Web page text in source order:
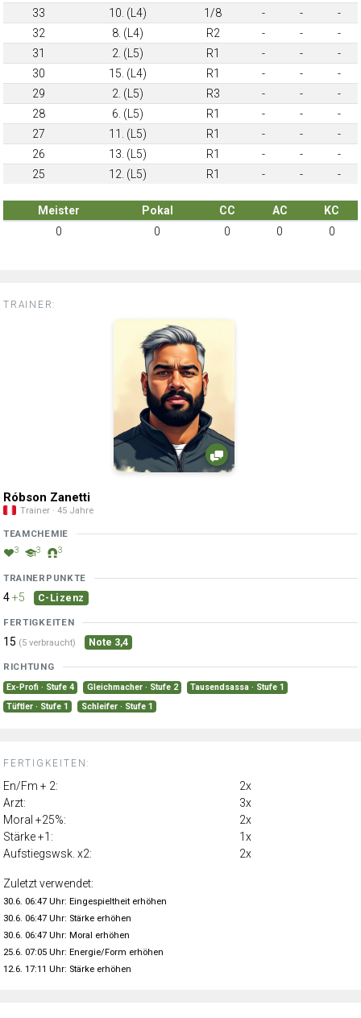
33
10. (L4) 1/8 - -
-
32
8. (L4) R2 - -
-
31
2. (L5) R1 - -
-
30
15. (L4) R1 - -
-
29
2. (L5) R3 - -
-
28
6. (L5) R1 - -
-
27
11. (L5) R1 - -
-
26
13. (L5) R1 - -
-
25
12. (L5) R1 - - -
Meister Pokal CC AC
KC
0
0 0 0 0
TRAINER:
Róbson Zanetti
Trainer · 45 Jahre
TEAMCHEMIE
3 3 3
TRAINERPUNKTE
4+5 C-Lizenz
FERTIGKEITEN
15 (5 verbraucht) Note 3,4
RICHTUNG
Ex-Profi · Stufe 4 Gleichmacher · Stufe 2
Tausendsassa · Stufe 1
Tüftler · Stufe 1
Schleifer · Stufe 1
FERTIGKEITEN:
En/Fm + 2:
2x
Arzt:
3x
Moral +25%:
2x
Stärke +1:
1x
Aufstiegswsk. x2:
2x
Zuletzt verwendet:
30.6. 06:47 Uhr: Eingespieltheit erhöhen
30.6. 06:47 Uhr: Stärke erhöhen
30.6. 06:47 Uhr: Moral erhöhen
25.6. 07:05 Uhr: Energie/Form erhöhen
12.6. 17:11 Uhr: Stärke erhöhen